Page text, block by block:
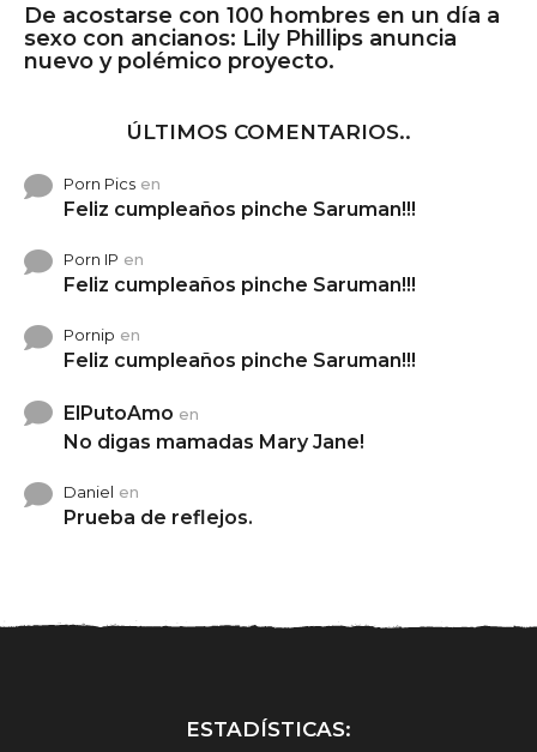
De acostarse con 100 hombres en un día a
sexo con ancianos: Lily Phillips anuncia
nuevo y polémico proyecto.
ÚLTIMOS COMENTARIOS..
Porn Pics en
Feliz cumpleaños pinche Saruman!!!
Porn IP en
Feliz cumpleaños pinche Saruman!!!
Pornip en
Feliz cumpleaños pinche Saruman!!!
ElPutoAmo en
No digas mamadas Mary Jane!
Daniel en
Prueba de reflejos.
ESTADÍSTICAS: